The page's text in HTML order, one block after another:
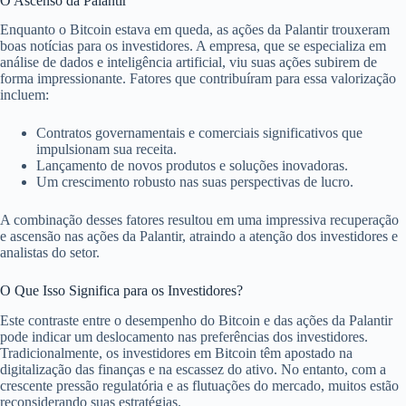
Enquanto o Bitcoin estava em queda, as ações da Palantir trouxeram
boas notícias para os investidores. A empresa, que se especializa em
análise de dados e inteligência artificial, viu suas ações subirem de
forma impressionante. Fatores que contribuíram para essa valorização
incluem:
Contratos governamentais e comerciais significativos que
impulsionam sua receita.
Lançamento de novos produtos e soluções inovadoras.
Um crescimento robusto nas suas perspectivas de lucro.
A combinação desses fatores resultou em uma impressiva recuperação
e ascensão nas ações da Palantir, atraindo a atenção dos investidores e
analistas do setor.
O Que Isso Significa para os Investidores?
Este contraste entre o desempenho do Bitcoin e das ações da Palantir
pode indicar um deslocamento nas preferências dos investidores.
Tradicionalmente, os investidores em Bitcoin têm apostado na
digitalização das finanças e na escassez do ativo. No entanto, com a
crescente pressão regulatória e as flutuações do mercado, muitos estão
reconsiderando suas estratégias.